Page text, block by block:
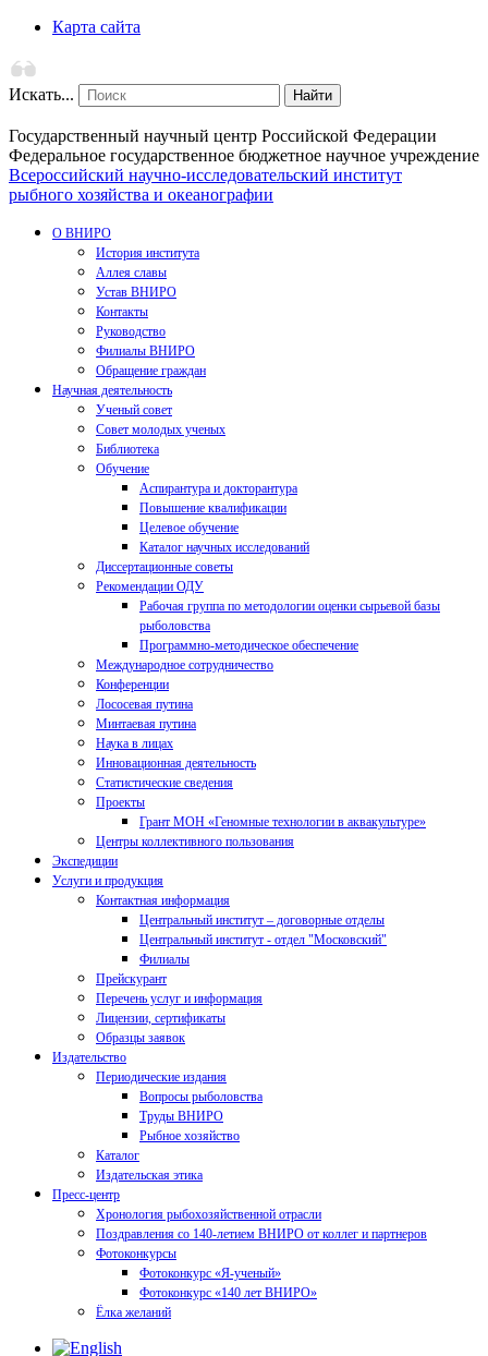
Карта сайта
Искать... Найти
Государственный научный центр Российской Федерации
Федеральное государственное бюджетное научное учреждение
Всероссийский научно-исследовательский институт
рыбного хозяйства и океанографии
О ВНИРО
История института
Аллея славы
Устав ВНИРО
Контакты
Руководство
Филиалы ВНИРО
Обращение граждан
Научная деятельность
Ученый совет
Совет молодых ученых
Библиотека
Обучение
Аспирантура и докторантура
Повышение квалификации
Целевое обучение
Каталог научных исследований
Диссертационные советы
Рекомендации ОДУ
Рабочая группа по методологии оценки сырьевой базы
рыболовства
Программно-методическое обеспечение
Международное сотрудничество
Конференции
Лососевая путина
Минтаевая путина
Наука в лицах
Инновационная деятельность
Статистические сведения
Проекты
Грант МОН «Геномные технологии в аквакультуре»
Центры коллективного пользования
Экспедиции
Услуги и продукция
Контактная информация
Центральный институт – договорные отделы
Центральный институт - отдел "Московский"
Филиалы
Прейскурант
Перечень услуг и информация
Лицензии, сертификаты
Образцы заявок
Издательство
Периодические издания
Вопросы рыболовства
Труды ВНИРО
Рыбное хозяйство
Каталог
Издательская этика
Пресс-центр
Хронология рыбохозяйственной отрасли
Поздравления со 140-летием ВНИРО от коллег и партнеров
Фотоконкурсы
Фотоконкурс «Я-ученый»
Фотоконкурс «140 лет ВНИРО»
Ёлка желаний